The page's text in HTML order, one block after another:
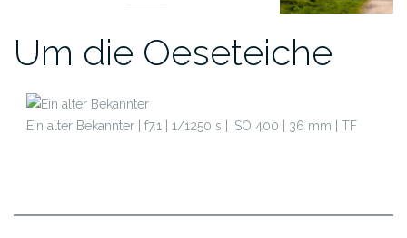
Um die Oeseteiche
Ein alter Bekannter | f7.1 | 1/1250 s | ISO 400 | 36 mm | TF